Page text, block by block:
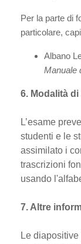
Per la parte di
particolare,
Albano
Manuale
6. Modalità
L’esame
studenti e le
assimilato i
trascrizioni
usando
7. Altre
Le